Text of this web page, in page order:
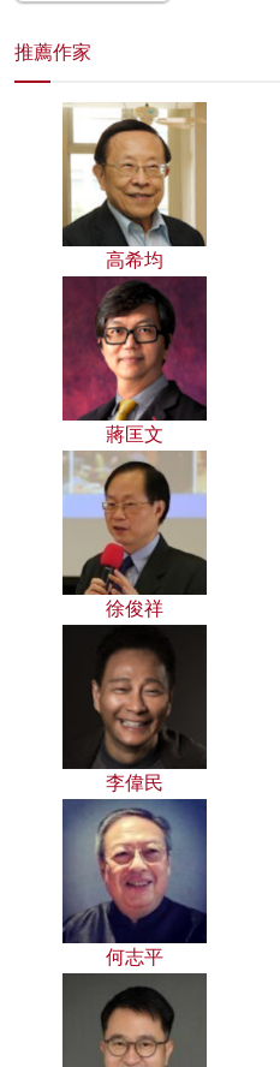
推薦作家
高希均
蔣匡文
徐俊祥
李偉民
何志平